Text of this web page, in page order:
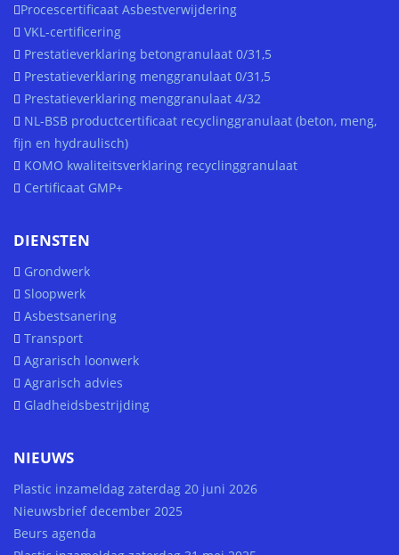
Procescertificaat Asbestverwijdering
VKL-certificering
Prestatieverklaring betongranulaat 0/31,5
Prestatieverklaring menggranulaat 0/31,5
Prestatieverklaring menggranulaat 4/32
NL-BSB productcertificaat recyclinggranulaat (beton, meng,
fijn en hydraulisch)
KOMO kwaliteitsverklaring recyclinggranulaat
Certificaat GMP+
DIENSTEN
Grondwerk
Sloopwerk
Asbestsanering
Transport
Agrarisch loonwerk
Agrarisch advies
Gladheidsbestrijding
NIEUWS
Plastic inzameldag zaterdag 20 juni 2026
Nieuwsbrief december 2025
Beurs agenda